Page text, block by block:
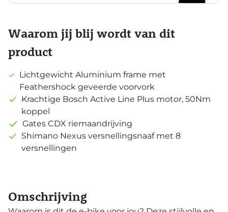
Waarom jij blij wordt van dit
product
Lichtgewicht Aluminium frame met
Feathershock geveerde voorvork
Krachtige Bosch Active Line Plus motor, 50Nm
koppel
Gates CDX riemaandrijving
Shimano Nexus versnellingsnaaf met 8
versnellingen
Omschrijving